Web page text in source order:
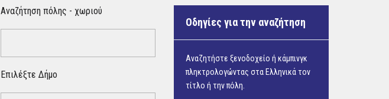
Αναζήτηση πόλης - χωριού
Επιλέξτε Δήμο
Οδηγίες για την αναζήτηση
Αναζητήστε ξενοδοχείο ή κάμπινγκ
πληκτρολογώντας στα Ελληνικά τον
τίτλο ή την πόλη.